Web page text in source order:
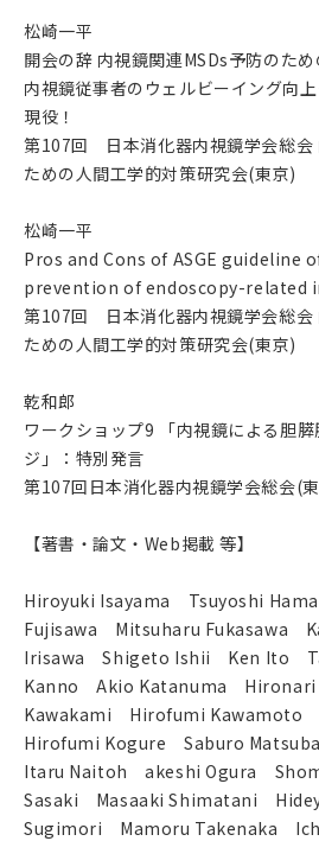
松崎一平
開会の辞 内視鏡関連MSDs予防のた
内視鏡従事者のウェルビーイング向
現役！
第107回 日本消化器内視鏡学会総会
ための人間工学的対策研究会(東京)
松崎一平
Pros and Cons of ASGE guideline
prevention of endoscopy-related
第107回 日本消化器内視鏡学会総会
ための人間工学的対策研究会(東京)
乾和郎
ワークショップ9 「内視鏡による胆
ジ」：特別発言
第107回日本消化器内視鏡学会総会(
【著書・論文・Web掲載 等】
Hiroyuki Isayama Tsuyoshi
Fujisawa Mitsuharu Fukasawa
Irisawa Shigeto Ishii Ken Ito
Kanno Akio Katanuma
Kawakami Hirofumi Kawamoto
Hirofumi Kogure Saburo
Itaru Naitoh akeshi Ogura
Sasaki Masaaki Shimatani
Sugimori Mamoru Takenaka